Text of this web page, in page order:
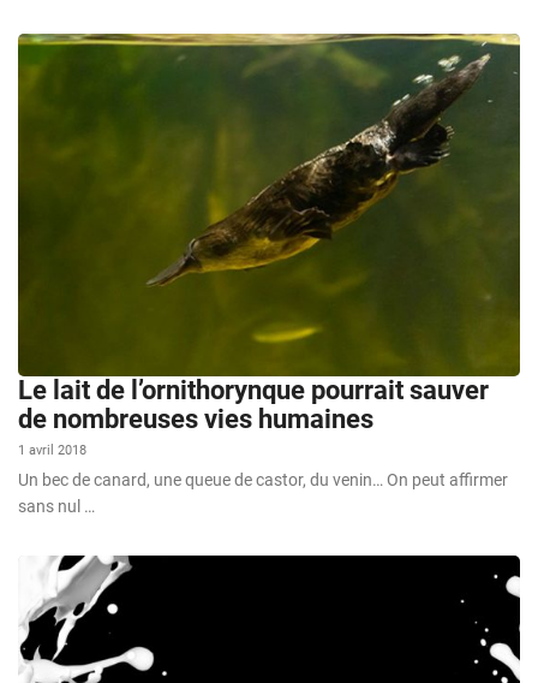
Le lait de l’ornithorynque pourrait sauver
de nombreuses vies humaines
1 avril 2018
Un bec de canard, une queue de castor, du venin… On peut affirmer
sans nul …